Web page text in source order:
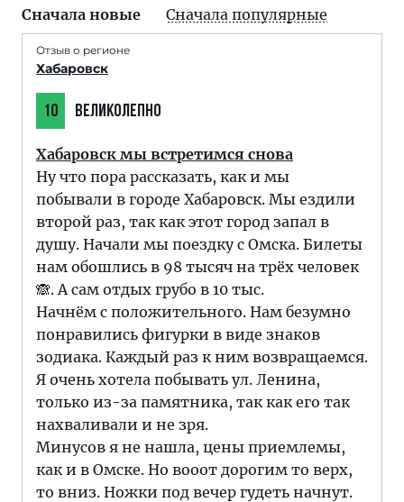
Сначала новые Сначала популярные
Отзыв о регионе
Хабаровск
10 ВЕЛИКОЛЕПНО
Хабаровск мы встретимся снова
Ну что пора рассказать, как и мы
побывали в городе Хабаровск. Мы ездили
второй раз, так как этот город запал в
душу. Начали мы поездку с Омска. Билеты
нам обошлись в 98 тысяч на трёх человек
🙈. А сам отдых грубо в 10 тыс.
Начнём с положительного. Нам безумно
понравились фигурки в виде знаков
зодиака. Каждый раз к ним возвращаемся.
Я очень хотела побывать ул. Ленина,
только из-за памятника, так как его так
нахваливали и не зря.
Минусов я не нашла, цены приемлемы,
как и в Омске. Но вооот дорогим то верх,
то вниз. Ножки под вечер гудеть начнут.